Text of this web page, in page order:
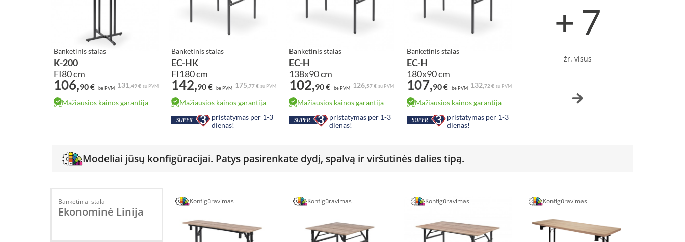
Banketinis stalas
K-200
FI80 cm
Baltoji Aliaska
106,90 € be PVM 131,49 € su PVM
Mažiausios kainos garantija
Banketinis stalas
EC-HK
FI180 cm
Baltoji Aliaska
142,90 € be PVM 175,77 € su PVM
Mažiausios kainos garantija
pristatymas per 1-3
dienas!
Banketinis stalas
EC-H
138x90 cm
Baltoji Aliaska
102,90 € be PVM 126,57 € su PVM
Mažiausios kainos garantija
pristatymas per 1-3
dienas!
Banketinis stalas
EC-H
180x90 cm
Baltoji Aliaska
107,90 € be PVM 132,72 € su PVM
Mažiausios kainos garantija
pristatymas per 1-3
dienas!
+ 7
žr. visus
Modeliai jūsų konfigūracijai. Patys pasirenkate dydį, spalvą ir viršutinės dalies tipą.
Banketiniai stalai
Ekonominė Linija
Konfigūravimas Konfigūravimas Konfigūravimas Konfigūravimas